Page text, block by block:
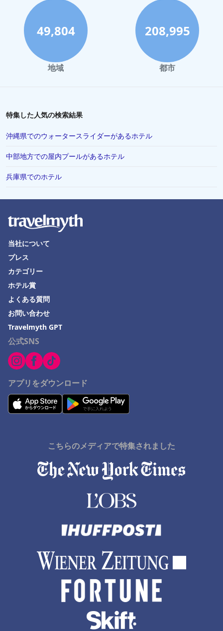
弘前市でのホテル
葉山町でのホテル
館山市でのホテル
福山市でのホテル
大津市でのホテル
ニューヨークでのホテル
敦賀市でのホテル
糸魚川市でのホテル
壱岐市でのホテル
49,804
地域
208,995
都市
特集した人気の検索結果
沖縄県でのウォータースライダーがあるホテル
中部地方での屋内プールがあるホテル
兵庫県でのホテル
公式SNS
アプリをダウンロード
当社について
プレス
カテゴリー
ホテル賞
よくある質問
お問い合わせ
Travelmyth GPT
こちらのメディアで特集されました